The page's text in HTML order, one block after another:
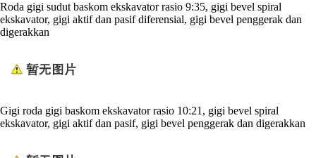
Roda gigi sudut baskom ekskavator rasio 9:35, gigi bevel spiral
ekskavator, gigi aktif dan pasif diferensial, gigi bevel penggerak dan
digerakkan
Gigi roda gigi baskom ekskavator rasio 10:21, gigi bevel spiral
ekskavator, gigi aktif dan pasif, gigi bevel penggerak dan digerakkan